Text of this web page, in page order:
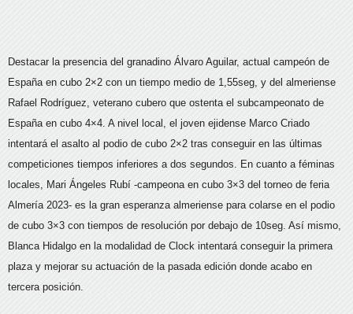
Destacar la presencia del granadino Álvaro Aguilar, actual campeón de
España en cubo 2×2 con un tiempo medio de 1,55seg, y del almeriense
Rafael Rodríguez, veterano cubero que ostenta el subcampeonato de
España en cubo 4×4. A nivel local, el joven ejidense Marco Criado
intentará el asalto al podio de cubo 2×2 tras conseguir en las últimas
competiciones tiempos inferiores a dos segundos. En cuanto a féminas
locales, Mari Ángeles Rubí -campeona en cubo 3×3 del torneo de feria
Almería 2023- es la gran esperanza almeriense para colarse en el podio
de cubo 3×3 con tiempos de resolución por debajo de 10seg. Así mismo,
Blanca Hidalgo en la modalidad de Clock intentará conseguir la primera
plaza y mejorar su actuación de la pasada edición donde acabo en
tercera posición.